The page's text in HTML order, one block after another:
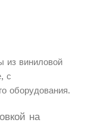
из виниловой
с
оборудования.
на